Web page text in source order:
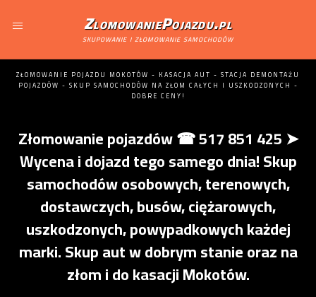
ZlomowaniePojazdu.pl
skupowanie i złomowanie samochodów
ZŁOMOWANIE POJAZDU MOKOTÓW - KASACJA AUT - STACJA DEMONTAŻU
POJAZDÓW - SKUP SAMOCHODÓW NA ZŁOM CAŁYCH I USZKODZONYCH -
DOBRE CENY!
Złomowanie pojazdów ☎ 517 851 425 ➤
Wycena i dojazd tego samego dnia! Skup
samochodów osobowych, terenowych,
dostawczych, busów, ciężarowych,
uszkodzonych, powypadkowych każdej
marki. Skup aut w dobrym stanie oraz na
złom i do kasacji Mokotów.